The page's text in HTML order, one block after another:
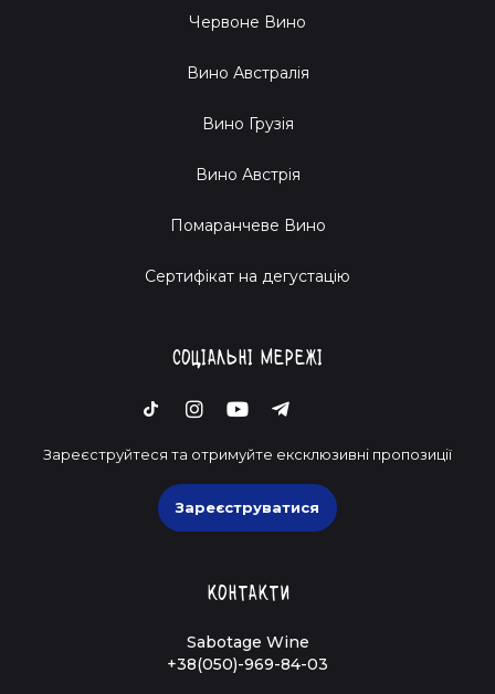
Червоне Вино
Вино Австралія
Вино Грузія
Вино Австрія
Помаранчеве Вино
Cертифікат на дегустацію
Соціальні мережі
Зареєструйтеся та отримуйте ексклюзивні пропозиції
Зареєструватися
Контакти
Sabotage Wine
+38(050)-969-84-03